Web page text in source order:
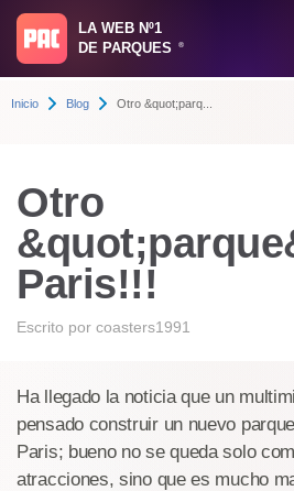
LA WEB Nº1
DE PARQUES
®
Inicio Blog Otro &quot;parq...
Otro
Paris!!!
Escrito por coasters1991
Ha llegado la noticia que un
pensado construir un nuevo
Paris; bueno no se queda solo
atracciones, sino que es mucho